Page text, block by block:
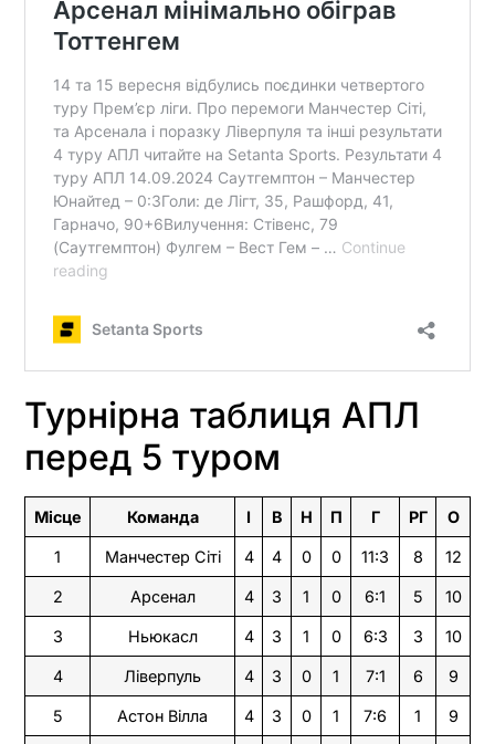
Турнірна таблиця АПЛ
перед 5 туром
Місце Команда І В Н П Г РГ О
1 Манчестер Сіті 4 4 0 0 11:3 8 12
2 Арсенал 4 3 1 0 6:1 5 10
3 Ньюкасл 4 3 1 0 6:3 3 10
4 Ліверпуль 4 3 0 1 7:1 6 9
5 Астон Вілла 4 3 0 1 7:6 1 9